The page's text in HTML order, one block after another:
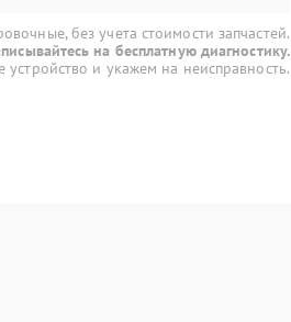
без учета стоимости запчастей.
на бесплатную диагностику.
и укажем на неисправность.